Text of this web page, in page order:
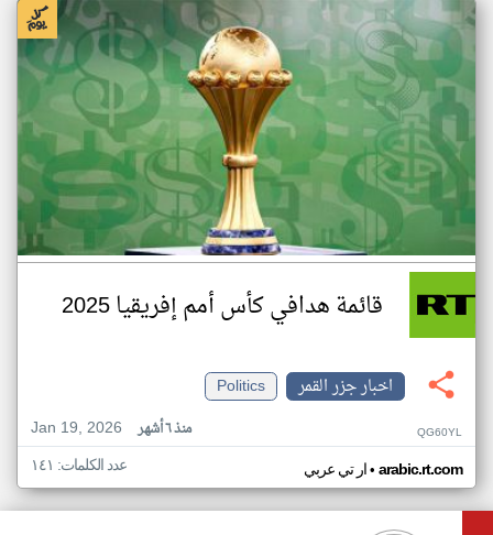
قائمة هدافي كأس أمم إفريقيا 2025
اخبار جزر القمر
Politics
Jan 19, 2026
منذ ٦ أشهر QG60YL
ار تي عربي• arabic.rt.com عدد الكلمات: ١٤١